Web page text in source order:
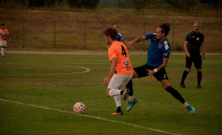
dono preziosissimo, che custodiremo come patrimonio
collettivo e che troverà una collocazione di rilievo, come
richiesto, all’interno del patrimonio della città. Questa
torcia non rappresenta soltanto un oggetto di
straordinario valore simbolico, ma racchiude la passione,
l’energia e lo spirito di coesione che la città di Latina ha
saputo esprimere lo scorso 26 dicembre, suscitando
l’apprezzamento della Fondazione Milano Cortina 2026,
che ha voluto congratularsi con la comunità e
ringraziarla con questo significativo omaggio. È il segno
tangibile di una città capace di unirsi, di accogliere